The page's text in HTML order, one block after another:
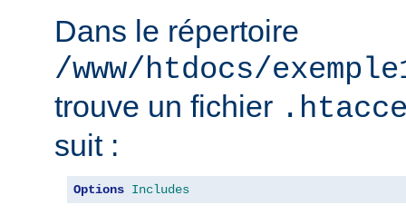
Dans le répertoire
/www/htdocs/
trouve un fichier
suit :
Options Includes